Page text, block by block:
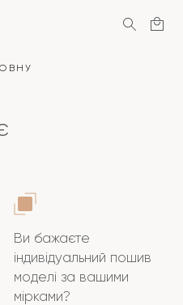
Ви бажаєте
індивідуальний пошив
моделі за вашими
мірками?